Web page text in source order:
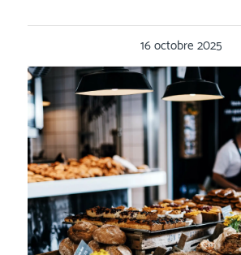
16 octobre 2025